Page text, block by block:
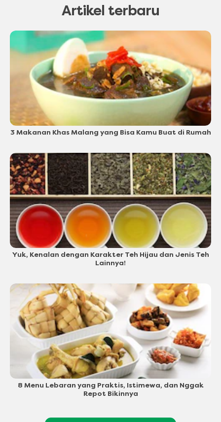
Artikel terbaru
3 Makanan Khas Malang yang Bisa Kamu Buat di Rumah
Yuk, Kenalan dengan Karakter Teh Hijau dan Jenis Teh
Lainnya!
8 Menu Lebaran yang Praktis, Istimewa, dan Nggak
Repot Bikinnya